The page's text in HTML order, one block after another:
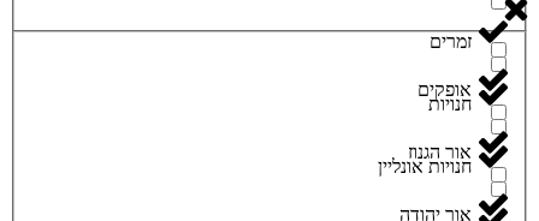
זמרים
חנויות
חנויות אונליין
אופקים
אור הגנוז
אור יהודה